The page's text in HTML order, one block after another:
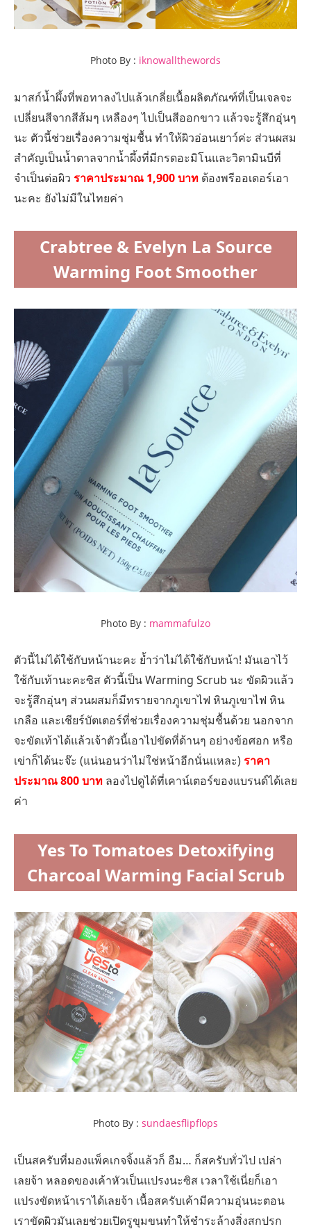
Photo By : iknowallthewords
มาสก์น้ำผึ้งที่พอทาลงไปแล้วเกลี่ยเนื้อผลิตภัณฑ์ที่เป็นเจลจะ
เปลี่ยนสีจากสีส้มๆ เหลืองๆ ไปเป็นสีออกขาว แล้วจะรู้สึกอุ่นๆ
นะ ตัวนี้ช่วยเรื่องความชุ่มชื้น ทำให้ผิวอ่อนเยาว์ค่ะ ส่วนผสม
สำคัญเป็นน้ำตาลจากน้ำผึ้งที่มีกรดอะมิโนและวิตามินบีที่
จำเป็นต่อผิว ราคาประมาณ 1,900 บาท ต้องพรีออเดอร์เอา
นะคะ ยังไม่มีในไทยค่า
Crabtree & Evelyn La Source
Warming Foot Smoother
Photo By : mammafulzo
ตัวนี้ไม่ได้ใช้กับหน้านะคะ ย้ำว่าไม่ได้ใช้กับหน้า! มันเอาไว้
ใช้กับเท้านะคะซิส ตัวนี้เป็น Warming Scrub นะ ขัดผิวแล้ว
จะรู้สึกอุ่นๆ ส่วนผสมก็มีทรายจากภูเขาไฟ หินภูเขาไฟ หิน
เกลือ และเชียร์บัตเตอร์ที่ช่วยเรื่องความชุ่มชื้นด้วย นอกจาก
จะขัดเท้าได้แล้วเจ้าตัวนี้เอาไปขัดที่ด้านๆ อย่างข้อศอก หรือ
เข่าก็ได้นะจ๊ะ (แน่นอนว่าไม่ใช่หน้าอีกนั่นแหละ)ราคา
ประมาณ 800 บาท ลองไปดูได้ที่เคาน์เตอร์ของแบรนด์ได้เลย
ค่า
Yes To Tomatoes Detoxifying
Charcoal Warming Facial Scrub
Photo By : sundaesflipflops
เป็นสครับที่มองแพ็คเกจจิ้งแล้วก็ อืม… ก็สครับทั่วไป เปล่า
เลยจ้า หลอดของเค้าหัวเป็นแปรงนะซิส เวลาใช้เนี่ยก็เอา
แปรงขัดหน้าเราได้เลยจ้า เนื้อสครับเค้ามีความอุ่นนะตอน
เราขัดผิวมันเลยช่วยเปิดรูขุมขนทำให้ชำระล้างสิ่งสกปรก